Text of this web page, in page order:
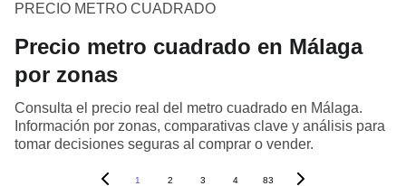
PRECIO METRO CUADRADO
Precio metro cuadrado en Málaga
por zonas
Consulta el precio real del metro cuadrado en Málaga.
Información por zonas, comparativas clave y análisis para
tomar decisiones seguras al comprar o vender.
1 2 3 4 83